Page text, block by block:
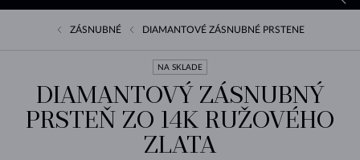
ZÁSNUBNÉ DIAMANTOVÉ ZÁSNUBNÉ PRSTENE
NA SKLADE
DIAMANTOVÝ ZÁSNUBNÝ
PRSTEŇ ZO 14K RUŽOVÉHO
ZLATA